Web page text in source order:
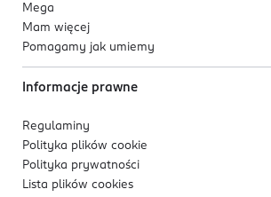
Mega
Mam więcej
Pomagamy jak umiemy
Informacje prawne
Regulaminy
Polityka plików cookie
Polityka prywatności
Lista plików cookies